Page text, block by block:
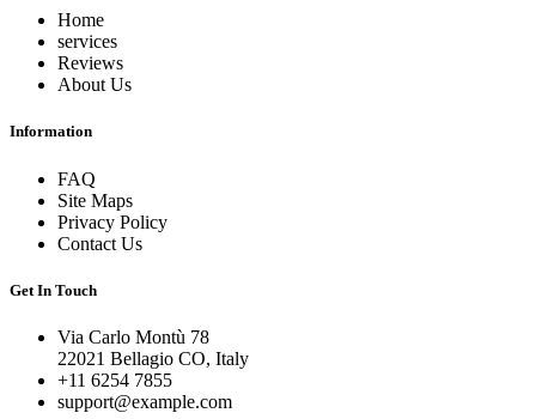
Home
services
Reviews
About Us
Information
FAQ
Site Maps
Privacy Policy
Contact Us
Get In Touch
Via Carlo Montù 78
22021 Bellagio CO, Italy
+11 6254 7855
support@example.com